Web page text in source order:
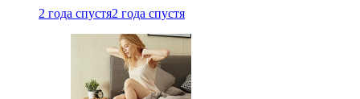
2 года спустя2 года спустя